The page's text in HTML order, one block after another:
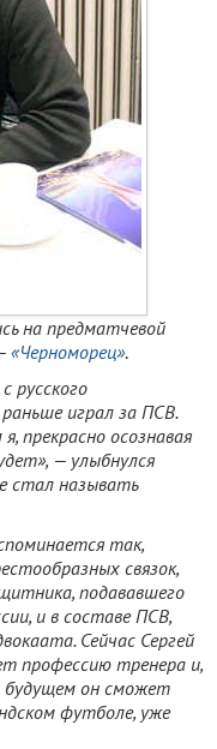
на предматчевой
«Черноморец».
русского
играл за ПСВ.
прекрасно осознавая
— улыбнулся
стал называть
так,
связок,
подававшего
и в составе ПСВ,
Сейчас Сергей
профессию тренера и,
он сможет
футболе, уже